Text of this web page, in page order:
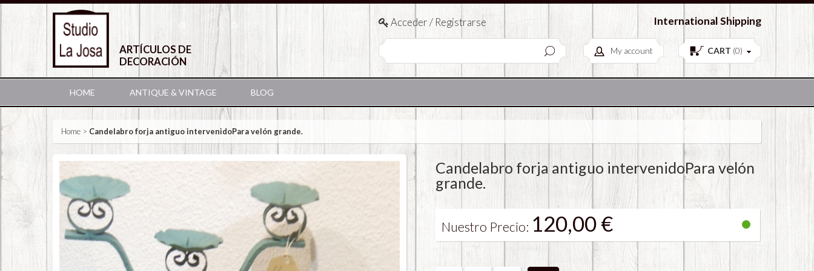
ARTÍCULOS DE
DECORACIÓN
Acceder / Registrarse International Shipping
European Antiques & Vintage items
My account CART (0)
HOME ANTIQUE & VINTAGE BLOG
Home > Candelabro forja antiguo intervenidoPara velón grande.
Candelabro forja antiguo intervenidoPara velón
grande.
Nuestro Precio: 120,00 €